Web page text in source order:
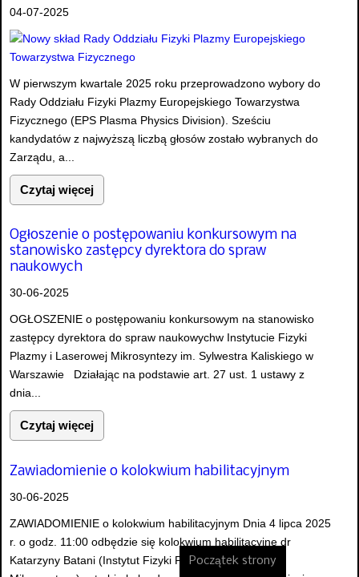
04-07-2025
W pierwszym kwartale 2025 roku przeprowadzono wybory do
Rady Oddziału Fizyki Plazmy Europejskiego Towarzystwa
Fizycznego (EPS Plasma Physics Division). Sześciu
kandydatów z najwyższą liczbą głosów zostało wybranych do
Zarządu, a...
Czytaj więcej
Ogłoszenie o postępowaniu konkursowym na
stanowisko zastępcy dyrektora do spraw
naukowych
30-06-2025
OGŁOSZENIE o postępowaniu konkursowym na stanowisko
zastępcy dyrektora do spraw naukowychw Instytucie Fizyki
Plazmy i Laserowej Mikrosyntezy im. Sylwestra Kaliskiego w
Warszawie Działając na podstawie art. 27 ust. 1 ustawy z
dnia...
Czytaj więcej
Zawiadomienie o kolokwium habilitacyjnym
30-06-2025
ZAWIADOMIENIE o kolokwium habilitacyjnym Dnia 4 lipca 2025
r. o godz. 11:00 odbędzie się kolokwium habilitacyjne dr
Katarzyny Batani (Instytut Fizyki Plazmy i Laserowej
Początek strony